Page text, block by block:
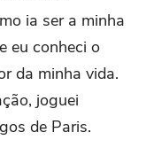
ia ser a minha
eu conheci o
da minha vida.
joguei
de Paris.